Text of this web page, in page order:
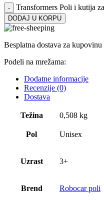
Transformers Poli i kutija
DODAJ U KORPU
Besplatna dostava za kupovinu
Podeli na mrežama:
Dodatne informacije
Recenzije (0)
Dostava
Težina 0,508 kg
Pol Unisex
Uzrast 3+
Brend Robocar poli